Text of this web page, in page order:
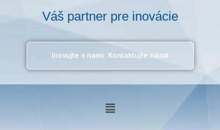
Váš partner pre inovácie
Inovujte s nami. Kontaktujte nás